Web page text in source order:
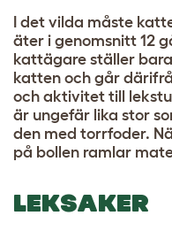
I det vilda måste
äter i genomsnitt 12
kattägare ställer
katten och går
och aktivitet till
är ungefär lika stor
den med torrfoder.
på bollen ramlar
LEKSAKER